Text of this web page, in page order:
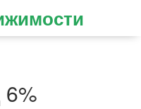
6%